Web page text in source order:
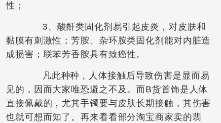
性；
3、酸酐类固化剂易引起皮炎，对皮肤和
黏膜有刺激性；芳胺、杂环胺类固化剂能对内脏造
成损害；联苯芳香胺具有致癌性。
凡此种种，人体接触后导致伤害是显而易
见的，因而大家唯恐避之不及。而B货首饰是人体
直接佩戴的，尤其手镯要与皮肤长期接触，其伤害
也就可想而知了。再来看看部分淘宝商家卖的翡